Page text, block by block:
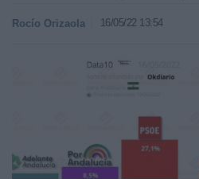
Rocío Orizaola 16/05/22 13:54